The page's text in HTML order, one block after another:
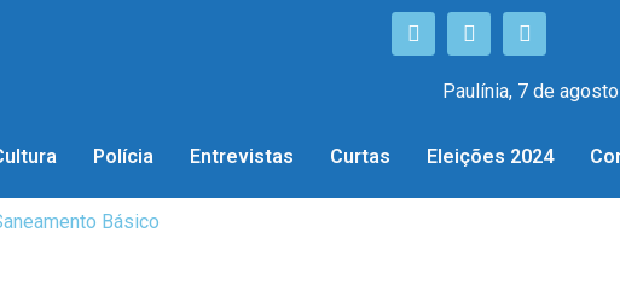
Paulínia, 7 de
Polícia Entrevistas Curtas Eleições 2024
Básico